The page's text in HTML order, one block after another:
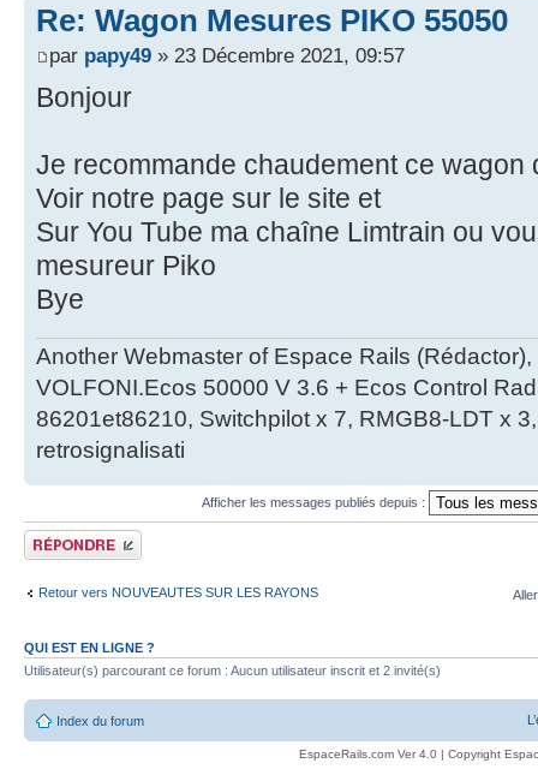
Re: Wagon Mesures PIKO 55050
par papy49 » 23 Décembre 2021, 09:57
Bonjour
Je recommande chaudement ce wagon
Voir notre page sur le site et
Sur You Tube ma chaîne Limtrain ou
mesureur Piko
Bye
Another Webmaster of Espace Rails
VOLFONI.Ecos 50000 V 3.6 + Ecos Control
86201et86210, Switchpilot x 7, RMGB8-LDT x
retrosignalisati
Afficher les messages publiés depuis :
Publier une réponse
Retour vers NOUVEAUTES SUR LES RAYONS
QUI EST EN LIGNE ?
Utilisateur(s) parcourant ce forum : Aucun utilisateur inscrit et 2 invité(s)
Index du forum
EspaceRails.com Ver 4.0 | Copyright